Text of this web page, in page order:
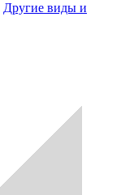
Другие виды и